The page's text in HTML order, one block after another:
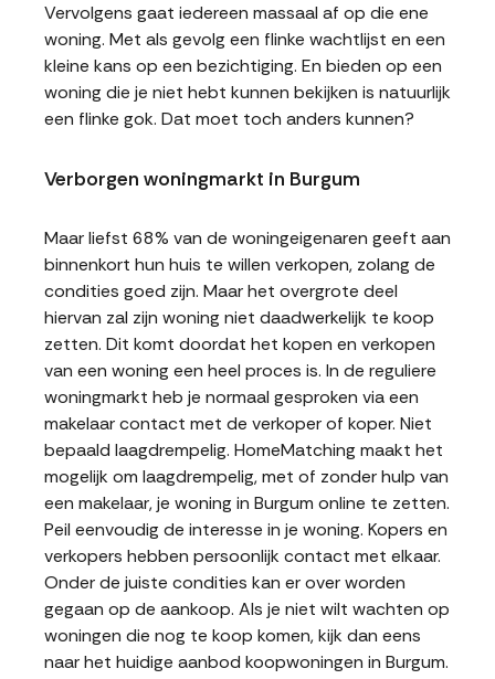
Vervolgens gaat iedereen massaal af op die ene
woning. Met als gevolg een flinke wachtlijst en een
kleine kans op een bezichtiging. En bieden op een
woning die je niet hebt kunnen bekijken is natuurlijk
een flinke gok. Dat moet toch anders kunnen?
Verborgen woningmarkt in Burgum
Maar liefst 68% van de woningeigenaren geeft aan
binnenkort hun huis te willen verkopen, zolang de
condities goed zijn. Maar het overgrote deel
hiervan zal zijn woning niet daadwerkelijk te koop
zetten. Dit komt doordat het kopen en verkopen
van een woning een heel proces is. In de reguliere
woningmarkt heb je normaal gesproken via een
makelaar contact met de verkoper of koper. Niet
bepaald laagdrempelig. HomeMatching maakt het
mogelijk om laagdrempelig, met of zonder hulp van
een makelaar, je woning in Burgum online te zetten.
Peil eenvoudig de interesse in je woning. Kopers en
verkopers hebben persoonlijk contact met elkaar.
Onder de juiste condities kan er over worden
gegaan op de aankoop. Als je niet wilt wachten op
woningen die nog te koop komen, kijk dan eens
naar het huidige aanbod koopwoningen in Burgum.